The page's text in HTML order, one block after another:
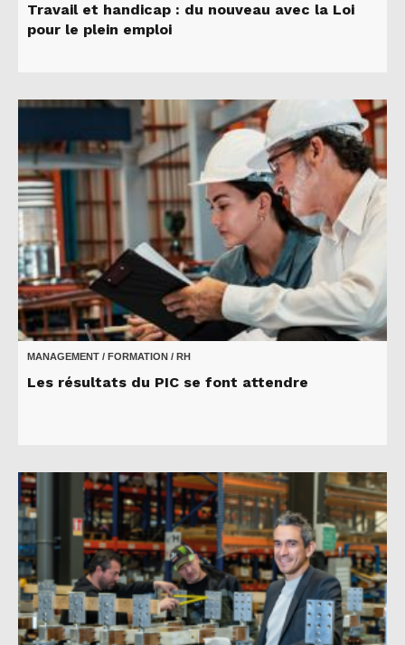
Travail et handicap : du nouveau avec la Loi
pour le plein emploi
MANAGEMENT / FORMATION / RH
Les résultats du PIC se font attendre